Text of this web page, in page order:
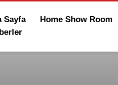
Sayfa Home Show Room